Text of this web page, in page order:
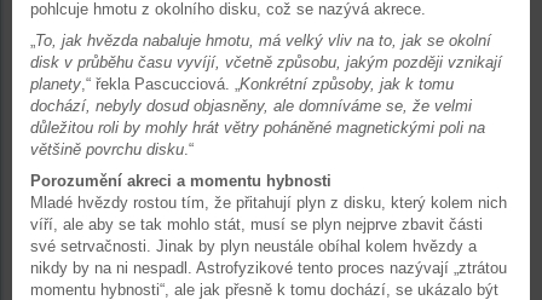
pohlcuje hmotu z okolního disku, což se nazývá akrece.
To, jak hvězda nabaluje hmotu, má velký vliv na to, jak se okolní
disk v průběhu času vyvíjí, včetně způsobu, jakým později vznikají
planety ,“ řekla Pascucciová. „ Konkrétní způsoby, jak k tomu
dochází, nebyly dosud objasněny, ale domníváme se, že velmi
důležitou roli by mohly hrát větry poháněné magnetickými poli na
většině povrchu disku .“
Porozumění akreci a momentu hybnosti
Mladé hvězdy rostou tím, že přitahují plyn z disku, který kolem nich
víří, ale aby se tak mohlo stát, musí se plyn nejprve zbavit části
své setrvačnosti. Jinak by plyn neustále obíhal kolem hvězdy a
nikdy by na ni nespadl. Astrofyzikové tento proces nazývají „ztrátou
momentu hybnosti“, ale jak přesně k tomu dochází, se ukázalo být